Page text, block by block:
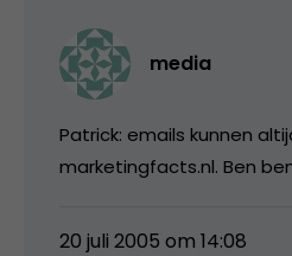
media
Patrick: emails kunnen
marketingfacts.nl. Ben
20 juli 2005 om 14:08